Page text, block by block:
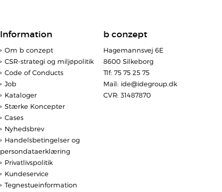
Information
Om b conzept
CSR-strategi og miljøpolitik
Code of Conducts
Job
Kataloger
Stærke Koncepter
Cases
Nyhedsbrev
Handelsbetingelser og
persondataerklæring
Privatlivspolitik
Kundeservice
Tegnestueinformation
b conzept
Hagemannsvej 6E
8600 Silkeborg
Tlf: 75 75 25 75
Mail: ide@idegroup.dk
CVR: 31487870